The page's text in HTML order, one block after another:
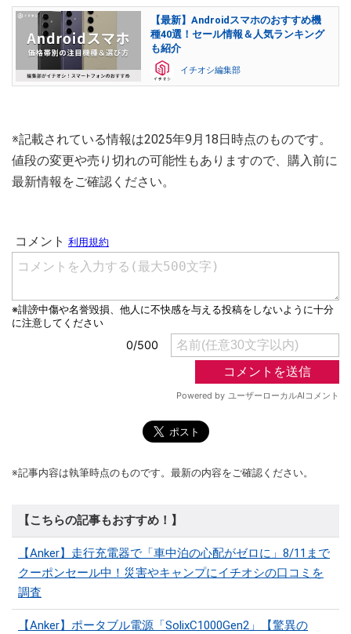
【最新】Androidスマホのおすすめ機
種40選！セール情報＆人気ランキング
も紹介
イチオシ編集部
※記載されている情報は2025年9月18日時点のものです。
値段の変更や売り切れの可能性もありますので、購入前に
最新情報をご確認ください。
※記事内容は執筆時点のものです。最新の内容をご確認ください。
【こちらの記事もおすすめ！】
【Anker】走行充電器で「車中泊の心配がゼロに」8/11まで
クーポンセール中！災害やキャンプにイチオシの口コミを
調査
【Anker】ポータブル電源「SolixC1000Gen2」【驚異の